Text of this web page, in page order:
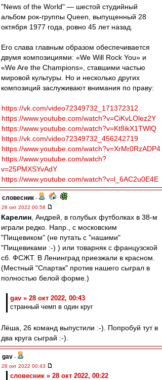
"News of the World" — шестой студийный
альбом рок-группы Queen, выпущенный 28
октября 1977 года, ровно 45 лет назад.
Его слава главным образом обеспечивается
двумя композициями: «We Will Rock You» и
«We Are the Champions», ставшими частью
мировой культуры. Но и несколько других
композиций заслуживают внимания по праву:
https://vk.com/video72349732_171372312
https://www.youtube.com/watch?v=CiKvLOlez2Y
https://www.youtube.com/watch?v=Kt8ikX1TWlQ
https://vk.com/video72349732_456242719
https://www.youtube.com/watch?v=XrMr0RzADP4
https://www.youtube.com/watch?
v=25PMXSYvAdY
https://www.youtube.com/watch?v=l_6AC2u0E4E
словесник -
28 окт 2022 00:58
Карелин , Андрей, в голубых футболках в 38-м
играли редко. Напр., с московским
"Пищевиком" (не путать с "нашими"
"Пищевиками :-) ) или товарняк с французской
сб. ФСЖТ. В Ленинград приезжали в красном.
(Местный "Спартак" против нашего сыграл в
полностью белой форме.)
gav » 28 окт 2022, 00:43
странный чемп в один круг
Лёша, 26 команд выпустили :-). Попробуй тут в
два круга сыграй :-).
gav -
28 окт 2022 00:43
словесник » 28 окт 2022, 00:22